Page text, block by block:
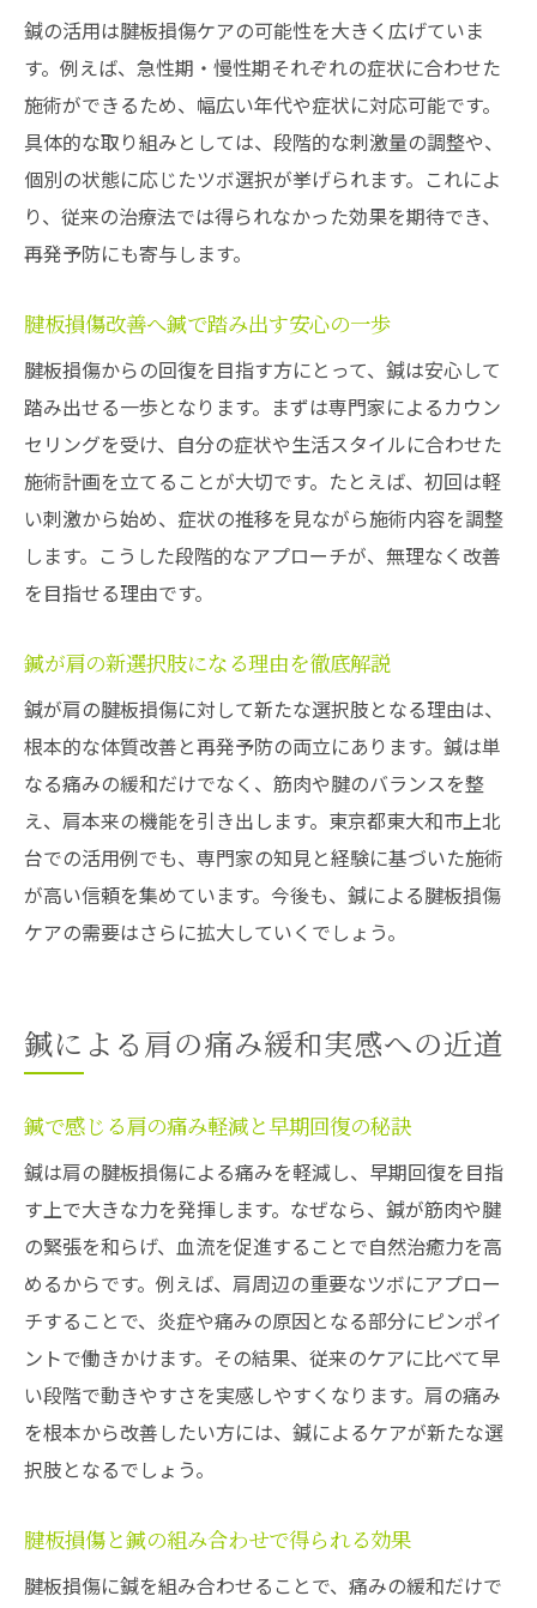
鍼の活用は腱板損傷ケアの可能性を大きく広げていま
す。例えば、急性期・慢性期それぞれの症状に合わせた
施術ができるため、幅広い年代や症状に対応可能です。
具体的な取り組みとしては、段階的な刺激量の調整や、
個別の状態に応じたツボ選択が挙げられます。これによ
り、従来の治療法では得られなかった効果を期待でき、
再発予防にも寄与します。
腱板損傷改善へ鍼で踏み出す安心の一歩
腱板損傷からの回復を目指す方にとって、鍼は安心して
踏み出せる一歩となります。まずは専門家によるカウン
セリングを受け、自分の症状や生活スタイルに合わせた
施術計画を立てることが大切です。たとえば、初回は軽
い刺激から始め、症状の推移を見ながら施術内容を調整
します。こうした段階的なアプローチが、無理なく改善
を目指せる理由です。
鍼が肩の新選択肢になる理由を徹底解説
鍼が肩の腱板損傷に対して新たな選択肢となる理由は、
根本的な体質改善と再発予防の両立にあります。鍼は単
なる痛みの緩和だけでなく、筋肉や腱のバランスを整
え、肩本来の機能を引き出します。東京都東大和市上北
台での活用例でも、専門家の知見と経験に基づいた施術
が高い信頼を集めています。今後も、鍼による腱板損傷
ケアの需要はさらに拡大していくでしょう。
鍼による肩の痛み緩和実感への近道
鍼で感じる肩の痛み軽減と早期回復の秘訣
鍼は肩の腱板損傷による痛みを軽減し、早期回復を目指
す上で大きな力を発揮します。なぜなら、鍼が筋肉や腱
の緊張を和らげ、血流を促進することで自然治癒力を高
めるからです。例えば、肩周辺の重要なツボにアプロー
チすることで、炎症や痛みの原因となる部分にピンポイ
ントで働きかけます。その結果、従来のケアに比べて早
い段階で動きやすさを実感しやすくなります。肩の痛み
を根本から改善したい方には、鍼によるケアが新たな選
択肢となるでしょう。
腱板損傷と鍼の組み合わせで得られる効果
腱板損傷に鍼を組み合わせることで、痛みの緩和だけで